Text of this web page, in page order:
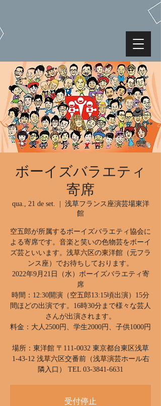
ボーイズバラエティ
寄席
qua., 21 de set.
浅草フランス座演芸場東洋
館
空五郎が所属するボーイズバラエティ協会に
よる寄席です。音楽と笑いの色物芸をボーイ
ズ芸といいます。浅草六区の東洋館（元フラ
ンス座）でお待ちしております。
2022年9月21日（水）ボーイズバラエティ寄
席
時間：12:30開演（空五郎13:15頃出演）15分
間ほどの出演です。16時30分まで様々な芸人
さんが出演されます。
料金：大人2500円、学生2000円、子供1000円
場所：東洋館 〒111-0032 東京都台東区浅草
1-43-12 浅草六区交番前（浅草演芸ホール右
隣入口） TEL 03-3841-6631
受付停止